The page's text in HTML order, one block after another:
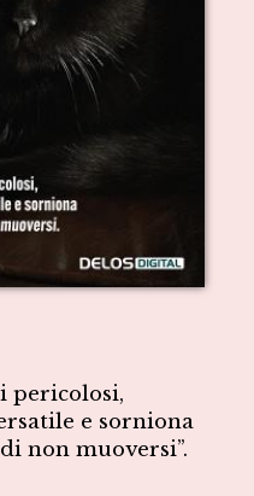
pericolosi,
e sorniona
non muoversi”.